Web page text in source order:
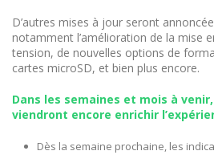
D’autres mises à jour seront
notamment l’amélioration de la mise
tension, de nouvelles options de
cartes microSD, et bien plus encore.
Dans les semaines et mois à
viendront encore enrichir
Dès la semaine prochaine, les